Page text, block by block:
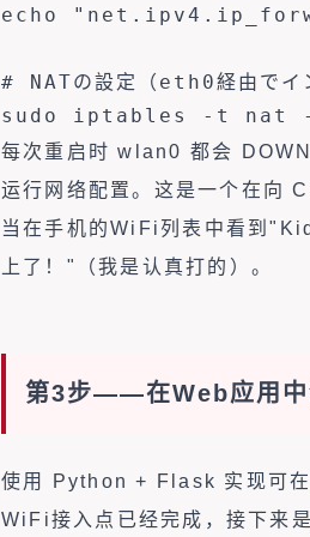
echo
# NATの設定（eth0経由でイ
sudo iptables -t nat -A
每次重启时 wlan0 都会
运行网络配置。这是一个在向
当在手机的WiFi列表中看到
上了！"（我是认真打的）。
第3步——在Web应用中
使用 Python + Flask 实现可在
WiFi接入点已经完成，接下来